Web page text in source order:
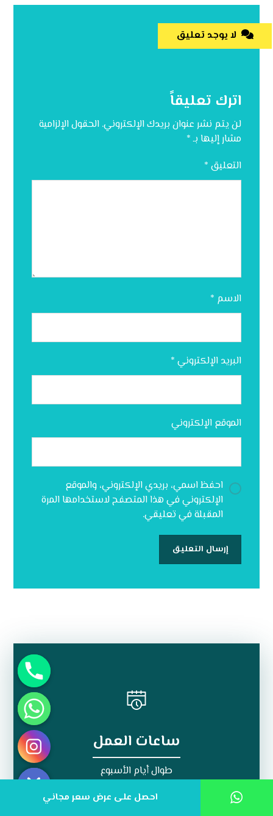
لا يوجد تعليق
اترك تعليقاً
لن يتم نشر عنوان بريدك الإلكتروني. الحقول الإلزامية
مشار إليها بـ*
التعليق *
الاسم *
البريد الإلكتروني *
الموقع الإلكتروني
احفظ اسمي، بريدي الإلكتروني، والموقع
الإلكتروني في هذا المتصفح لاستخدامها المرة
المقبلة في تعليقي.
ساعات العمل
طوال أيام الأسبوع
احصل على عرض سعر مجاني
Hide chaty